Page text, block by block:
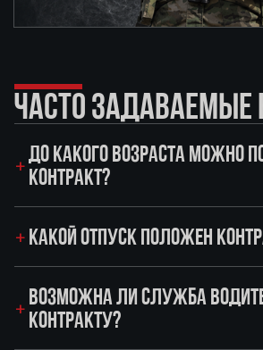
ЧАСТО ЗАДАВАЕМЫЕ
ДО КАКОГО ВОЗРАСТА МОЖНО
КОНТРАКТ?
КАКОЙ ОТПУСК ПОЛОЖЕН
ВОЗМОЖНА ЛИ СЛУЖБА
КОНТРАКТУ?